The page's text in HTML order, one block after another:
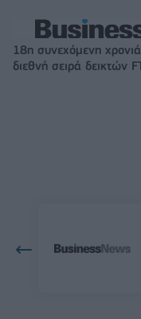
18η συνεχόμενη
διεθνή σειρά δεικτών